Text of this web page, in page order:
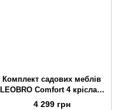
Комплект садових меблів
LEOBRO Comfort 4 крісла +
круглий столик (LB-1052-51)
4 299 грн